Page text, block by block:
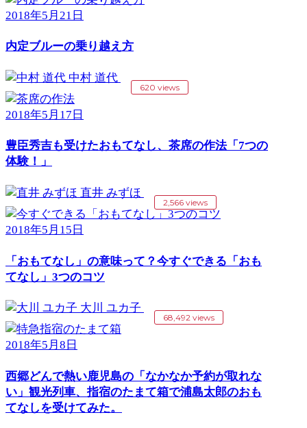
2018年5月21日
内定ブルーの乗り越え方
中村 道代
620 views
2018年5月17日
豊臣秀吉も受けたおもてなし、茶席の作法「7つの
体験！」
直井 みずほ
2,566 views
2018年5月15日
「おもてなし」の意味って？今すぐできる「おも
てなし」3つのコツ
大川 ユカ子
68,492 views
2018年5月8日
西郷どんで熱い鹿児島の「なかなか予約が取れな
い」観光列車、指宿のたまて箱で浦島太郎のおも
てなしを受けてみた。